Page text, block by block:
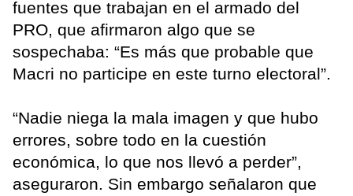
fuentes que trabajan en el armado del
PRO, que afirmaron algo que se
sospechaba: “Es más que probable que
Macri no participe en este turno electoral”.
“Nadie niega la mala imagen y que hubo
errores, sobre todo en la cuestión
económica, lo que nos llevó a perder”,
aseguraron. Sin embargo señalaron que